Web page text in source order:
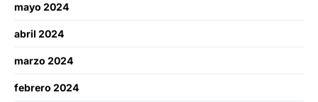
mayo 2024
abril 2024
marzo 2024
febrero 2024